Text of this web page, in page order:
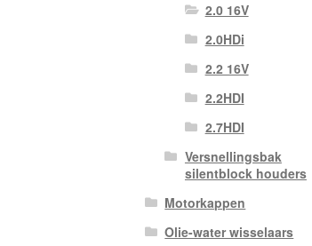
2.0 16V
2.0HDi
2.2 16V
2.2HDI
2.7HDI
Versnellingsbak
silentblock houders
Motorkappen
Olie-water wisselaars